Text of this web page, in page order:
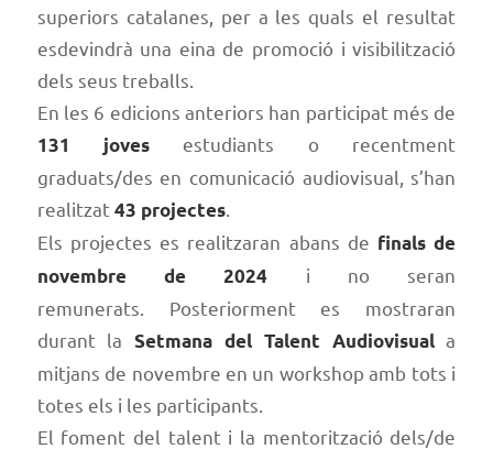
superiors catalanes, per a les quals el resultat
esdevindrà una eina de promoció i visibilització
dels seus treballs.
En les 6 edicions anteriors han participat més de
131 joves estudiants o recentment
graduats/des en comunicació audiovisual, s’han
realitzat43 projectes.
Els projectes es realitzaran abans de finals de
novembre de 2024 i no seran
remunerats. Posteriorment es mostraran
durant laSetmana del Talent Audiovisuala
mitjans de novembre en un workshop amb tots i
totes els i les participants.
El foment del talent i la mentorització dels/de